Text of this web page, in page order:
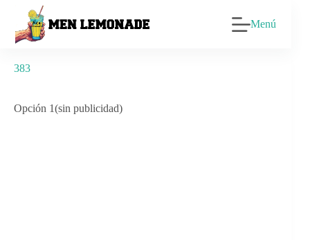
contenido
Menú
383
Opción 1(sin publicidad)